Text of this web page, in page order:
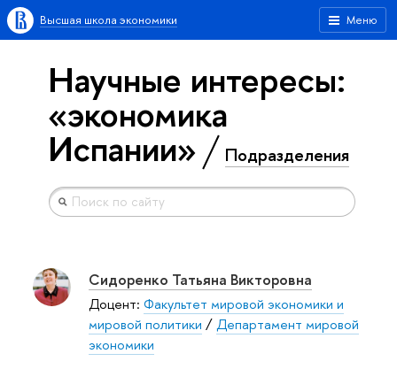
Меню
Высшая школа экономики
Научные интересы:
«экономика
Испании» Подразделения
Сидоренко Татьяна Викторовна
Доцент: Факультет мировой экономики и
мировой политики /Департамент мировой
экономики